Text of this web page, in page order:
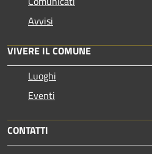
Avvisi
VIVERE IL COMUNE
Luoghi
Eventi
CONTATTI